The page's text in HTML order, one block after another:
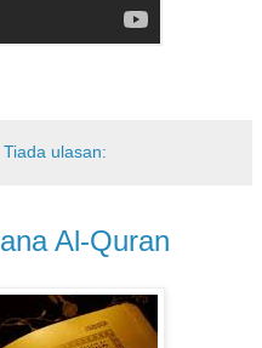
Tiada ulasan:
Al-Quran